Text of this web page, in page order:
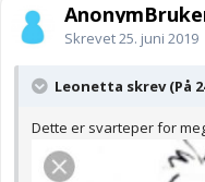
Skrevet25. juni 2019
Leonetta skrev (På
Dette er svarteper for